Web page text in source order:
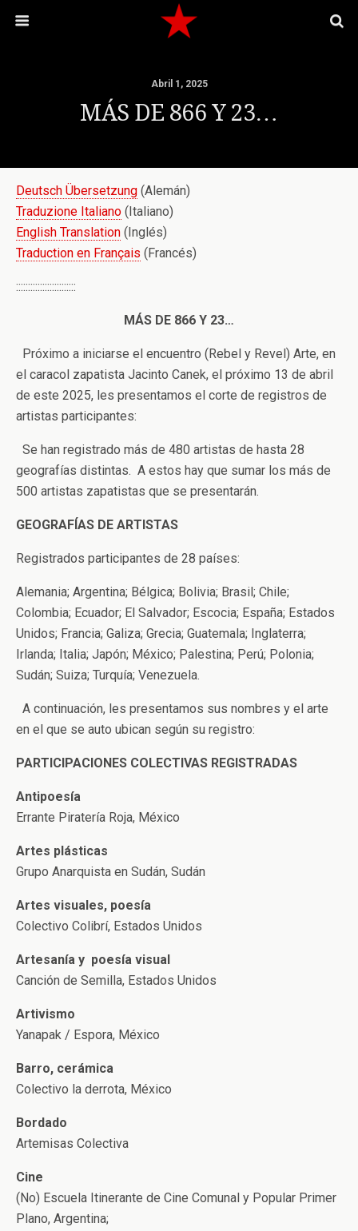
Abril 1, 2025
MÁS DE 866 Y 23…
Deutsch Übersetzung (Alemán)
Traduzione Italiano (Italiano)
English Translation (Inglés)
Traduction en Français (Francés)
:::::::::::::::::::::::::
MÁS DE 866 Y 23…
Próximo a iniciarse el encuentro (Rebel y Revel) Arte, en
el caracol zapatista Jacinto Canek, el próximo 13 de abril
de este 2025, les presentamos el corte de registros de
artistas participantes:
Se han registrado más de 480 artistas de hasta 28
geografías distintas. A estos hay que sumar los más de
500 artistas zapatistas que se presentarán.
GEOGRAFÍAS DE ARTISTAS
Registrados participantes de 28 países:
Alemania; Argentina; Bélgica; Bolivia; Brasil; Chile;
Colombia; Ecuador; El Salvador; Escocia; España; Estados
Unidos; Francia; Galiza; Grecia; Guatemala; Inglaterra;
Irlanda; Italia; Japón; México; Palestina; Perú; Polonia;
Sudán; Suiza; Turquía; Venezuela.
A continuación, les presentamos sus nombres y el arte
en el que se auto ubican según su registro:
PARTICIPACIONES COLECTIVAS REGISTRADAS
Antipoesía
Errante Piratería Roja, México
Artes plásticas
Grupo Anarquista en Sudán, Sudán
Artes visuales, poesía
Colectivo Colibrí, Estados Unidos
Artesanía y poesía visual
Canción de Semilla, Estados Unidos
Artivismo
Yanapak / Espora, México
Barro, cerámica
Colectivo la derrota, México
Bordado
Artemisas Colectiva
Cine
(No) Escuela Itinerante de Cine Comunal y Popular Primer
Plano, Argentina;